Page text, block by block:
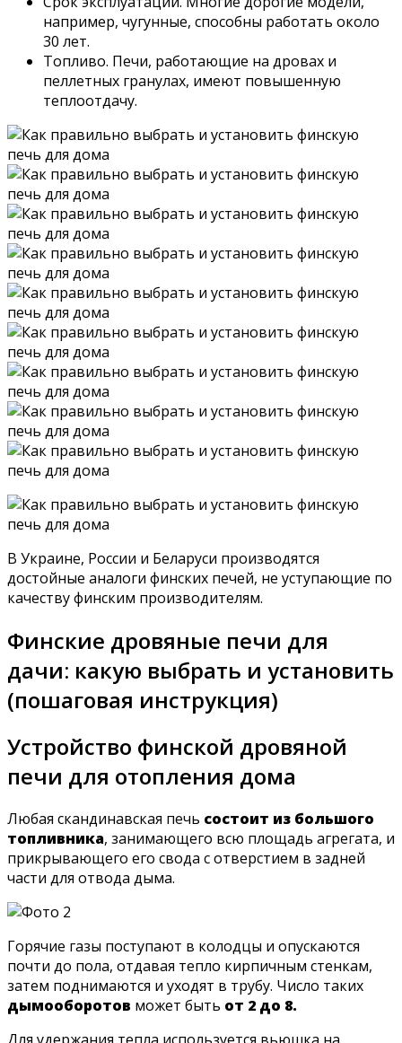
например, чугунные, способны работать около
30 лет.
Топливо. Печи, работающие на дровах и
пеллетных гранулах, имеют повышенную
теплоотдачу.
В Украине, России и Беларуси производятся
достойные аналоги финских печей, не уступающие по
качеству финским производителям.
Финские дровяные печи для
дачи: какую выбрать и установить
(пошаговая инструкция)
Устройство финской дровяной
печи для отопления дома
Любая скандинавская печь состоит из большого
топливника, занимающего всю площадь агрегата, и
прикрывающего его свода с отверстием в задней
части для отвода дыма.
Горячие газы поступают в колодцы и опускаются
почти до пола, отдавая тепло кирпичным стенкам,
затем поднимаются и уходят в трубу. Число таких
дымооборотов может быть от 2 до 8.